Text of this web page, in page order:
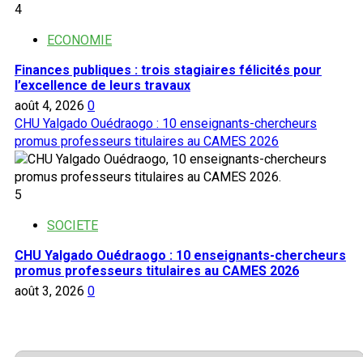
4
ECONOMIE
Finances publiques : trois stagiaires félicités pour
l’excellence de leurs travaux
août 4, 2026 0
CHU Yalgado Ouédraogo : 10 enseignants-chercheurs
promus professeurs titulaires au CAMES 2026
5
SOCIETE
CHU Yalgado Ouédraogo : 10 enseignants-chercheurs
promus professeurs titulaires au CAMES 2026
août 3, 2026 0